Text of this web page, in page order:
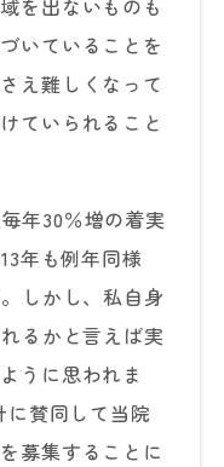
を出ないものも
いていることを
え難しくなって
ていられること
年30％増の着実
年も例年同様
しかし、私自身
るかと言えば実
うに思われま
に賛同して当院
募集することに